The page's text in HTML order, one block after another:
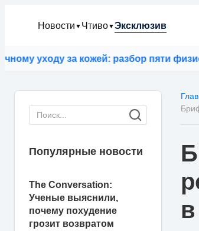
Новости ▼ Чтиво▼Эксклюзив
уходу за кожей: разбор пяти
Популярные новости
The Conversation:
Ученые выяснили,
почему похудение
грозит возвратом